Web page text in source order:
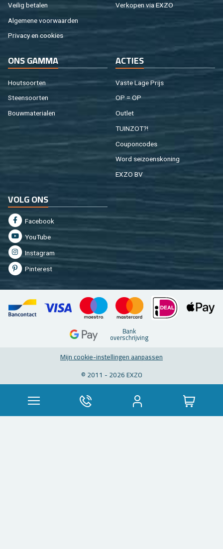
Vei­lig be­ta­len
Al­ge­me­ne voor­waar­den
Pri­va­cy en coo­kies
Ver­ko­pen via EXZO
ONS GAMMA
Hout­soor­ten
Steen­soor­ten
Bouw­ma­te­ri­a­len
AC­TIES
Vaste Lage Prijs
OP = OP
Out­let
TUIN­ZOT?!
Cou­pon­co­des
Word sei­zoens­ko­ning
EXZO BV
VOLG ONS
Fa­cebook
You­Tu­be
In­st­agram
Pin­te­rest
Bank
over­schrij­ving
Mijn coo­kie-in­stel­lin­gen aan­pas­sen
© 2011 - 2026 EXZO